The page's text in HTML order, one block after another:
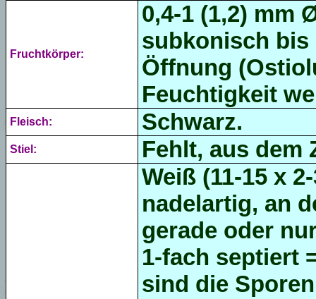
Fruchtkörper:
0,4-1 (1,2) mm
subkonisch bis
Öffnung
Feuchtigkeit
Fleisch: Schwarz.
Stiel: Fehlt, aus dem
Weiß (11-15 x
nadelartig, an
gerade oder
1-fach septiert
sind die